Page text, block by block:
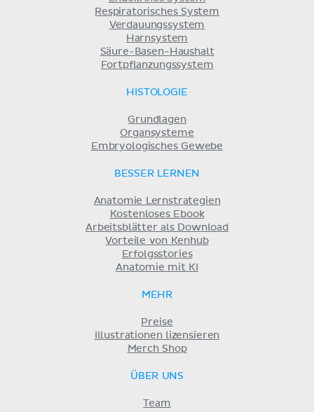
Respiratorisches System
Verdauungssystem
Harnsystem
Säure-Basen-Haushalt
Fortpflanzungssystem
HISTOLOGIE
Grundlagen
Organsysteme
Embryologisches Gewebe
BESSER LERNEN
Anatomie Lernstrategien
Kostenloses Ebook
Arbeitsblätter als Download
Vorteile von Kenhub
Erfolgsstories
Anatomie mit KI
MEHR
Preise
Illustrationen lizensieren
Merch Shop
ÜBER UNS
Team